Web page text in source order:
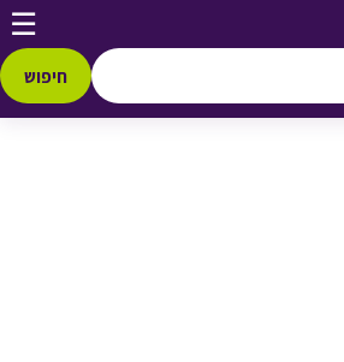
☰
חיפוש